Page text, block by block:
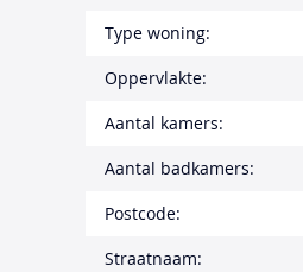
Type woning:
Oppervlakte:
Aantal kamers:
Aantal badkamers:
Postcode:
Straatnaam: